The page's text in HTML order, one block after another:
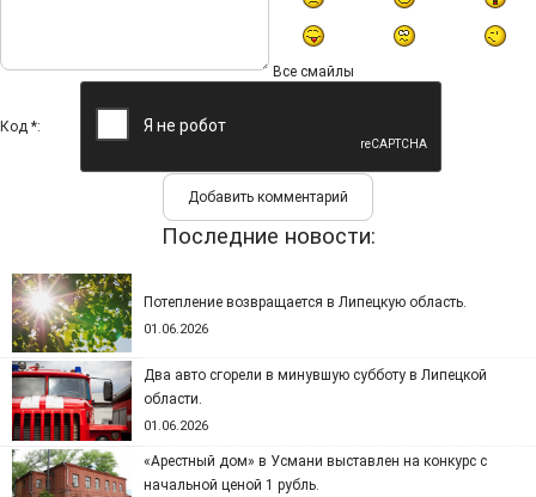
Все смайлы
Код *:
Последние новости:
Потепление возвращается в Липецкую область.
01.06.2026
Два авто сгорели в минувшую субботу в Липецкой
области.
01.06.2026
«Арестный дом» в Усмани выставлен на конкурс с
начальной ценой 1 рубль.